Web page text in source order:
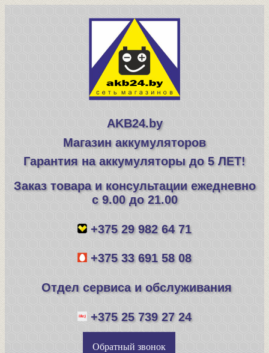
AKB24.by
Магазин аккумуляторов
Гарантия на аккумуляторы до 5 ЛЕТ!
Заказ товара и консультации ежедневно
с 9.00 до 21.00
+375 29 982 64 71
+375 33 691 58 08
Отдел сервиса и обслуживания
+375 25 739 27 24
Обратный звонок